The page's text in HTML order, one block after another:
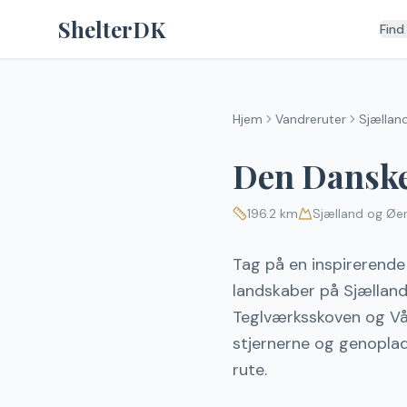
ShelterDK
Hjem Vandreruter
Den
196.2 km Sjælland og
Tag på en
landskaber på
Teglværksskoven og
stjernerne og
rute.